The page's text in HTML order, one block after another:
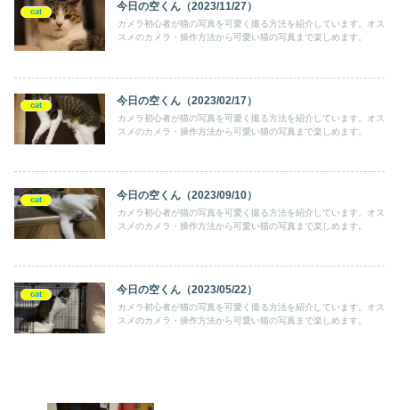
cat 今日の空くん（2023/11/27）
カメラ初心者が猫の写真を可愛く撮る方法を紹介しています。オス
スメのカメラ・操作方法から可愛い猫の写真まで楽しめます。
cat 今日の空くん（2023/02/17）
カメラ初心者が猫の写真を可愛く撮る方法を紹介しています。オス
スメのカメラ・操作方法から可愛い猫の写真まで楽しめます。
cat 今日の空くん（2023/09/10）
カメラ初心者が猫の写真を可愛く撮る方法を紹介しています。オス
スメのカメラ・操作方法から可愛い猫の写真まで楽しめます。
cat 今日の空くん（2023/05/22）
カメラ初心者が猫の写真を可愛く撮る方法を紹介しています。オス
スメのカメラ・操作方法から可愛い猫の写真まで楽しめます。